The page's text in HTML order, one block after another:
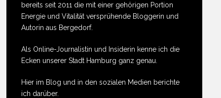
bereits seit 2011 die mit einer gehörigen Portion
Energie und Vitalität versprühende Bloggerin und
Autorin aus Bergedorf.
Als Online-Journalistin und Insiderin kenne ich die
Ecken unserer Stadt Hamburg ganz genau.
Hier im Blog und in den sozialen Medien berichte
ich darüber.